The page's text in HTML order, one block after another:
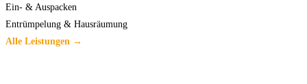
Ein- & Auspacken
Entrümpelung & Hausräumung
Alle Leistungen →